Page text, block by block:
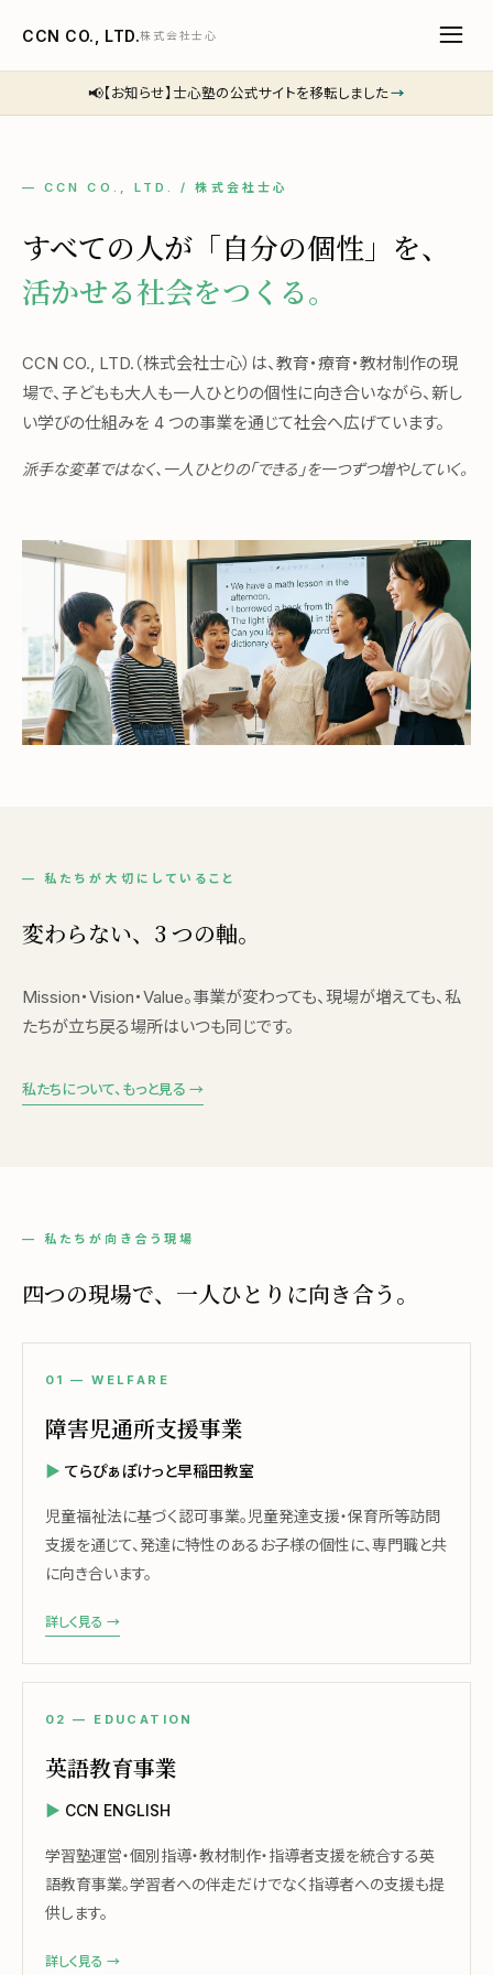
CCN CO., LTD.株式会社士心
📢 【お知らせ】士心塾の公式サイトを移転しました→
— CCN CO., LTD. / 株式会社士心
すべての人が「自分の個性」を、
活かせる社会をつくる。
CCN CO., LTD.（株式会社士心）は、教育・療育・教材制作の現
場で、子どもも大人も一人ひとりの個性に向き合いながら、新し
い学びの仕組みを 4 つの事業を通じて社会へ広げています。
派手な変革ではなく、一人ひとりの「できる」を一つずつ増やしていく。
— 私たちが大切にしていること
変わらない、3 つの軸。
Mission・Vision・Value。事業が変わっても、現場が増えても、私
たちが立ち戻る場所はいつも同じです。
私たちについて、もっと見る →
— 私たちが向き合う現場
四つの現場で、一人ひとりに向き合う。
01 — WELFARE
障害児通所支援事業
てらぴぁぽけっと早稲田教室
児童福祉法に基づく認可事業。児童発達支援・保育所等訪問
支援を通じて、発達に特性のあるお子様の個性に、専門職と共
に向き合います。
詳しく見る →
02 — EDUCATION
英語教育事業
CCN ENGLISH
学習塾運営・個別指導・教材制作・指導者支援を統合する英
語教育事業。学習者への伴走だけでなく指導者への支援も提
供します。
詳しく見る →